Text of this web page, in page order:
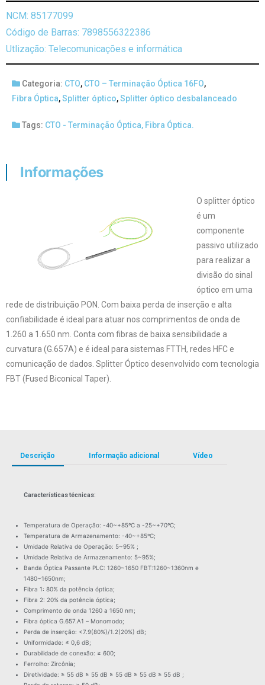
NCM: 85177099
Código de Barras: 7898556322386
Utlização: Telecomunicações e informática
Categoria: CTO, CTO – Terminação Óptica 16FO,
Fibra Óptica,Splitter óptico,Splitter óptico desbalanceado
Tags: CTO - Terminação Óptica, Fibra Óptica.
Informações
O splitter óptico
é um
componente
passivo utilizado
para realizar a
divisão do sinal
óptico em uma
rede de distribuição PON. Com baixa perda de inserção e alta
confiabilidade é ideal para atuar nos comprimentos de onda de
1.260 a 1.650 nm. Conta com fibras de baixa sensibilidade a
curvatura (G.657A) e é ideal para sistemas FTTH, redes HFC e
comunicação de dados. Splitter Óptico desenvolvido com tecnologia
FBT (Fused Biconical Taper).
Descrição Informação adicional Vídeo
Características técnicas:
Temperatura de Operação: -40~+85ºC a -25~+70ºC;
Temperatura de Armazenamento: -40~+85ºC;
Umidade Relativa de Operação: 5~95% ;
Umidade Relativa de Armazenamento: 5~95%;
Banda Óptica Passante PLC: 1260~1650 FBT:1260~1360nm e
1480~1650nm;
Fibra 1: 80% da potência óptica;
Fibra 2: 20% da potência óptica;
Comprimento de onda 1260 a 1650 nm;
Fibra óptica G.657.A1 – Monomodo;
Perda de inserção: <7.9(80%)/1.2(20%) dB;
Uniformidade: ≤ 0,6 dB;
Durabilidade de conexão: ≥ 600;
Ferrolho: Zircônia;
Diretividade: ≥ 55 dB ≥ 55 dB ≥ 55 dB ≥ 55 dB ≥ 55 dB ;